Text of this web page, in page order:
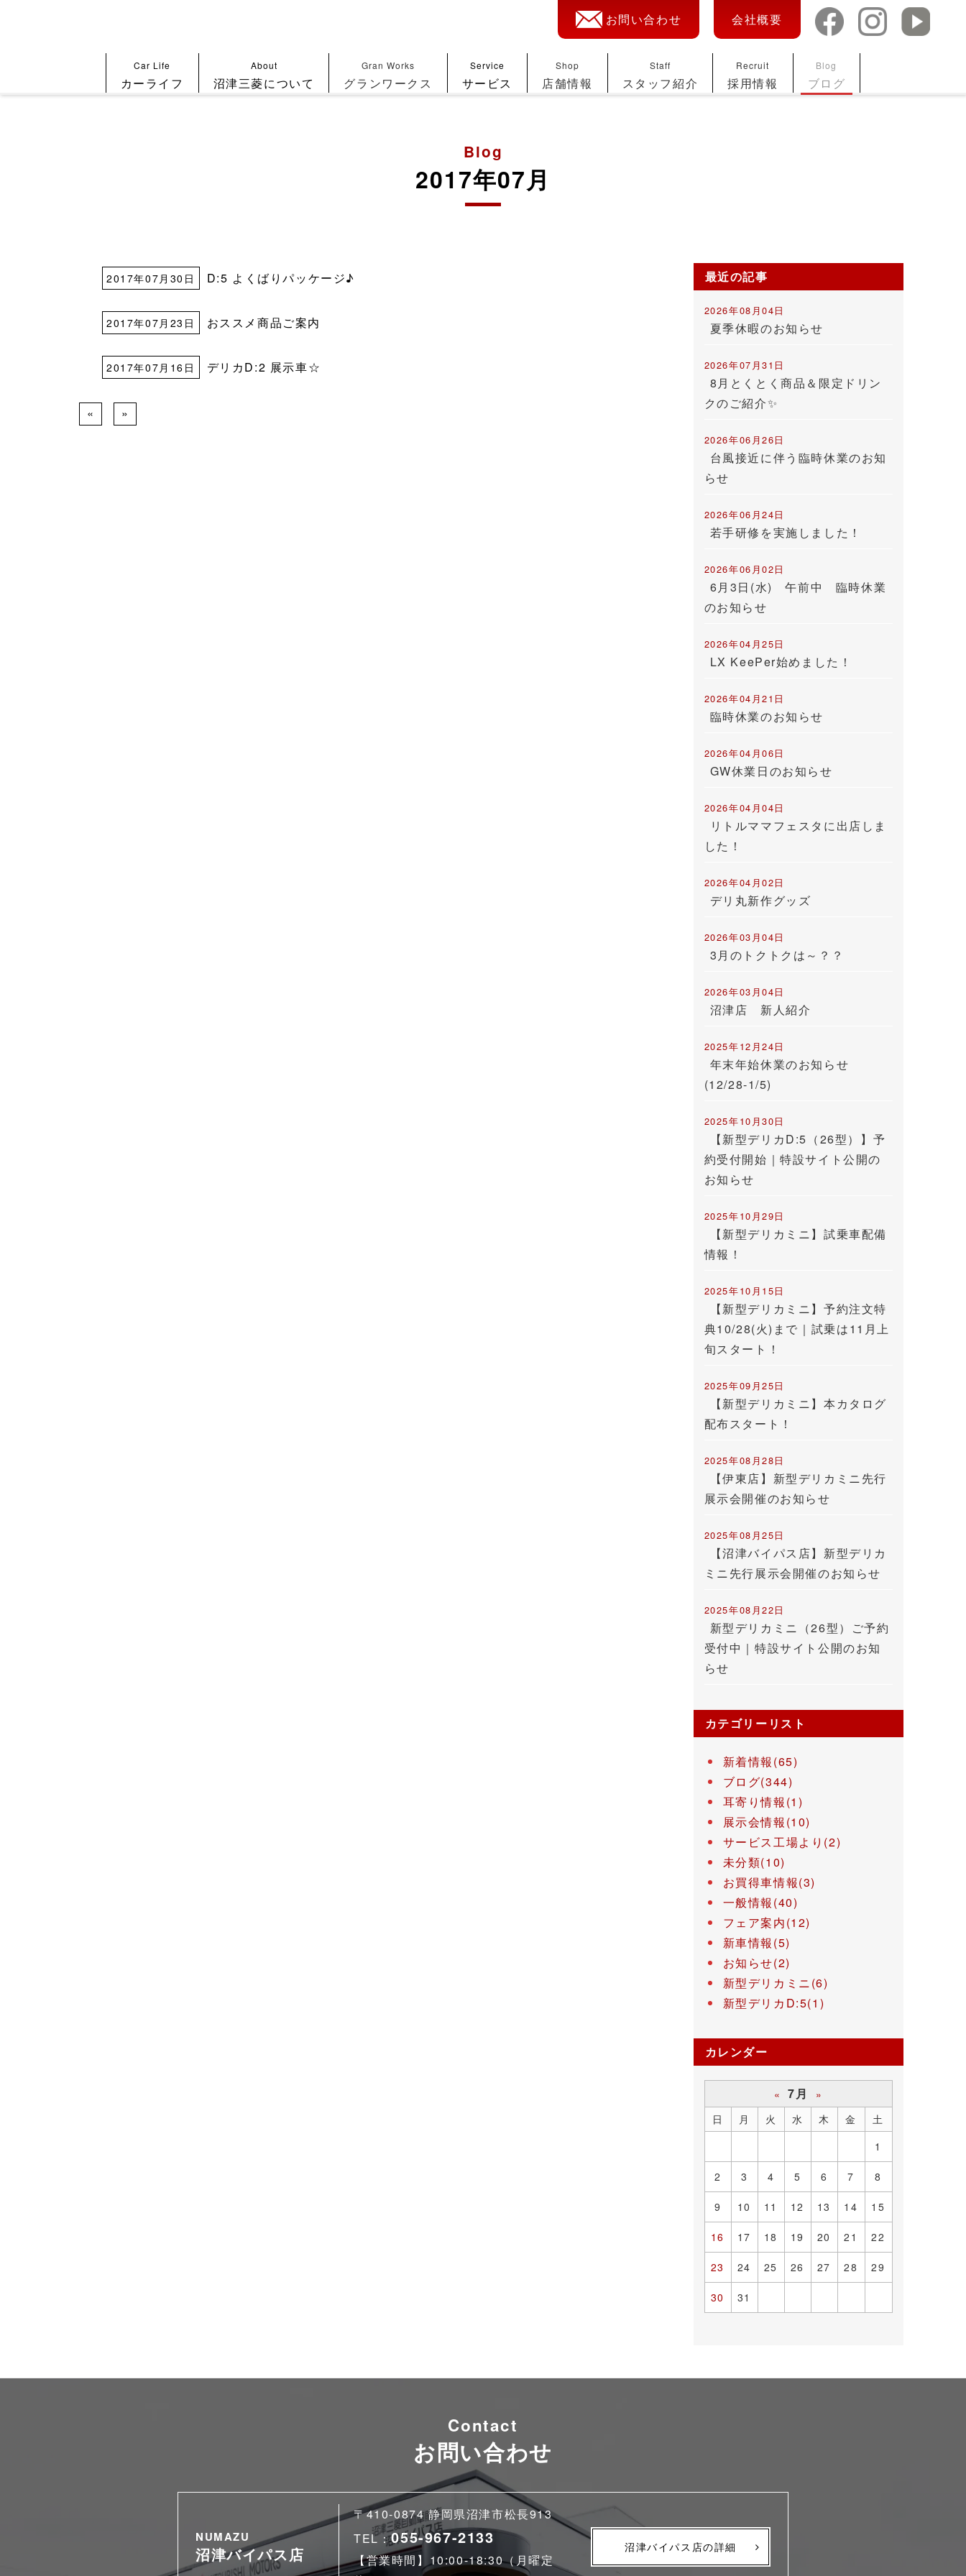
お問い合わせ 会社概要
Car Life
カーライフ
About
沼津三菱について
Gran Works
グランワークス
Service
サービス
Shop
店舗情報
Staff
スタッフ紹介
Recruit
採用情報
Blog
ブログ
Blog
2017年07月
2017年07月30日 D:5 よくばりパッケージ♪
2017年07月23日 おススメ商品ご案内
2017年07月16日 デリカD:2 展示車☆
« »
最近の記事
2026年08月04日
夏季休暇のお知らせ
2026年07月31日
8月とくとく商品＆限定ドリン
クのご紹介✨
2026年06月26日
台風接近に伴う臨時休業のお知
らせ
2026年06月24日
若手研修を実施しました！
2026年06月02日
6月3日(水) 午前中 臨時休業
のお知らせ
2026年04月25日
LX KeePer始めました！
2026年04月21日
臨時休業のお知らせ
2026年04月06日
GW休業日のお知らせ
2026年04月04日
リトルママフェスタに出店しま
した！
2026年04月02日
デリ丸新作グッズ
2026年03月04日
3月のトクトクは～？？
2026年03月04日
沼津店 新人紹介
2025年12月24日
年末年始休業のお知らせ
(12/28-1/5)
2025年10月30日
【新型デリカD:5（26型）】予
約受付開始｜特設サイト公開の
お知らせ
2025年10月29日
【新型デリカミニ】試乗車配備
情報！
2025年10月15日
【新型デリカミニ】予約注文特
典10/28(火)まで｜試乗は11月上
旬スタート！
2025年09月25日
【新型デリカミニ】本カタログ
配布スタート！
2025年08月28日
【伊東店】新型デリカミニ先行
展示会開催のお知らせ
2025年08月25日
【沼津バイパス店】新型デリカ
ミニ先行展示会開催のお知らせ
2025年08月22日
新型デリカミニ（26型）ご予約
受付中｜特設サイト公開のお知
らせ
カテゴリーリスト
新着情報(65)
ブログ(344)
耳寄り情報(1)
展示会情報(10)
サービス工場より(2)
未分類(10)
お買得車情報(3)
一般情報(40)
フェア案内(12)
新車情報(5)
お知らせ(2)
新型デリカミニ(6)
新型デリカD:5(1)
カレンダー
« 7月
»
日
月 火 水 木 金
土
1
2 3 4 5 6 7 8
9 10 11 12 13 14 15
16 17 18 19 20 21 22
23 24 25 26 27 28 29
30 31
Contact
お問い合わせ
NUMAZU
沼津バイパス店
〒410-0874 静岡県沼津市松長913
TEL：055-967-2133
【営業時間】10:00-18:30（月曜定
沼津バイパス店の詳細